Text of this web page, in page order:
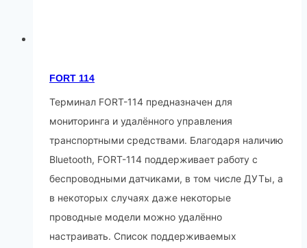
FORT 114
Терминал FORT-114 предназначен для
мониторинга и удалённого управления
транспортными средствами. Благодаря наличию
Bluetooth, FORT-114 поддерживает работу с
беспроводными датчиками, в том числе ДУТы, а
в некоторых случаях даже некоторые
проводные модели можно удалённо
настраивать. Список поддерживаемых